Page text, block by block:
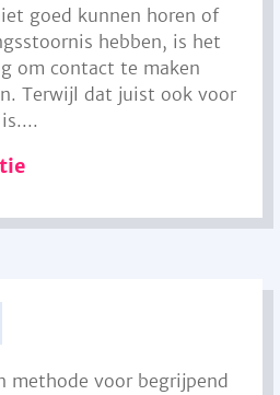
goed kunnen horen of
hebben, is het
om contact te maken
Terwijl dat juist ook voor
methode voor begrijpend